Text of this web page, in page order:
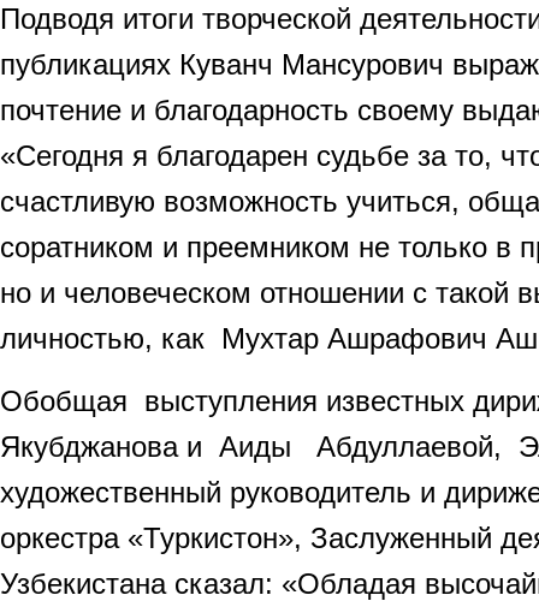
Подводя итоги творческой
публикациях Куванч Мансурович
почтение и благодарность своему
«Сегодня я благодарен судьбе за то,
счастливую возможность учиться,
соратником и преемником не только в
но и человеческом отношении с такой
личностью, как Мухтар Ашрафович
Обобщая выступления известных
Якубджанова и Аиды Абдуллаевой,
художественный руководитель и
оркестра «Туркистон», Заслуженный
Узбекистана сказал: «Обладая